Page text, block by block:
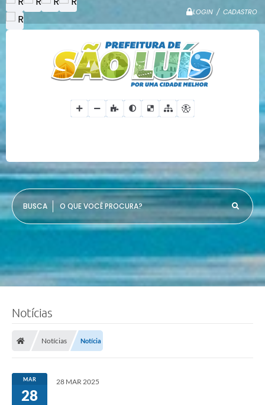
LOGIN / CADASTRO
O QUE VOCÊ PROCURA?
Notícias
Notícias Notícia
MAR
28
28 MAR 2025